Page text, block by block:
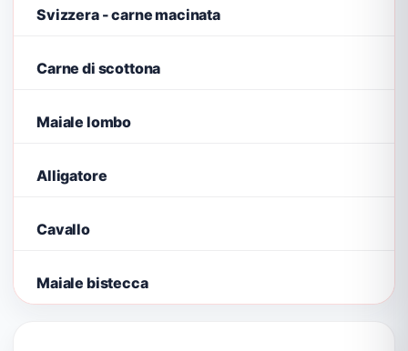
Svizzera - carne macinata
Carne di scottona
Maiale lombo
Alligatore
Cavallo
Maiale bistecca